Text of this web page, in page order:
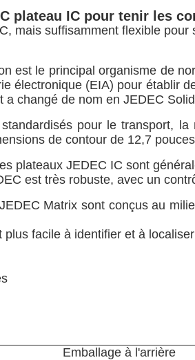
plateau IC pour tenir les
mais suffisamment flexible
est le principal organisme de
électronique (EIA) pour établir
changé de nom en JEDEC
pour le transport,
de contour de 12,7
plateaux JEDEC IC sont
est très robuste, avec un
Matrix sont conçus au
facile à identifier et à
Emballage à l'arrière